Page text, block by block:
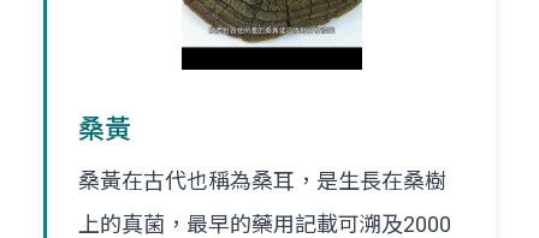
桑黃
桑黃在古代也稱為桑耳，是生長在桑樹
上的真菌，最早的藥用記載可溯及2000